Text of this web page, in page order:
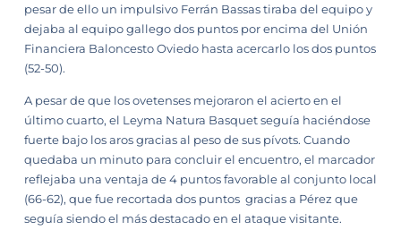
pesar de ello un impulsivo Ferrán Bassas tiraba del equipo y
dejaba al equipo gallego dos puntos por encima del Unión
Financiera Baloncesto Oviedo hasta acercarlo los dos puntos
(52-50).
A pesar de que los ovetenses mejoraron el acierto en el
último cuarto, el Leyma Natura Basquet seguía haciéndose
fuerte bajo los aros gracias al peso de sus pívots. Cuando
quedaba un minuto para concluir el encuentro, el marcador
reflejaba una ventaja de 4 puntos favorable al conjunto local
(66-62), que fue recortada dos puntos gracias a Pérez que
seguía siendo el más destacado en el ataque visitante.